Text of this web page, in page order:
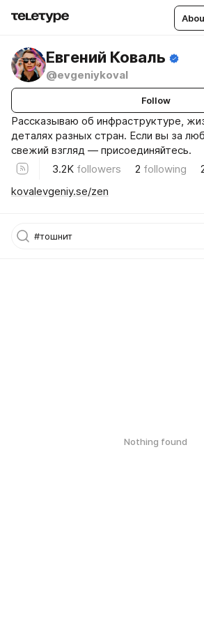
Евгений Коваль
@evgeniykoval
Follow
Рассказываю об инфраструктуре,
деталях разных стран. Если вы за
свежий взгляд — присоединяйтесь.
3.2K followers 2 following
kovalevgeniy.se/zen
Nothing found